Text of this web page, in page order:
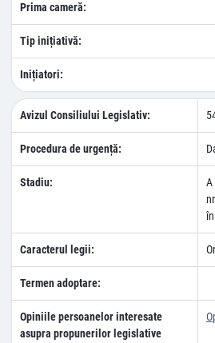
Prima cameră:
Tip inițiativă:
Inițiatori:
Avizul Consiliului Legislativ:
Procedura de urgență:
Stadiu:
A
Caracterul legii:
Termen adoptare:
Opiniile persoanelor interesate
asupra propunerilor legislative